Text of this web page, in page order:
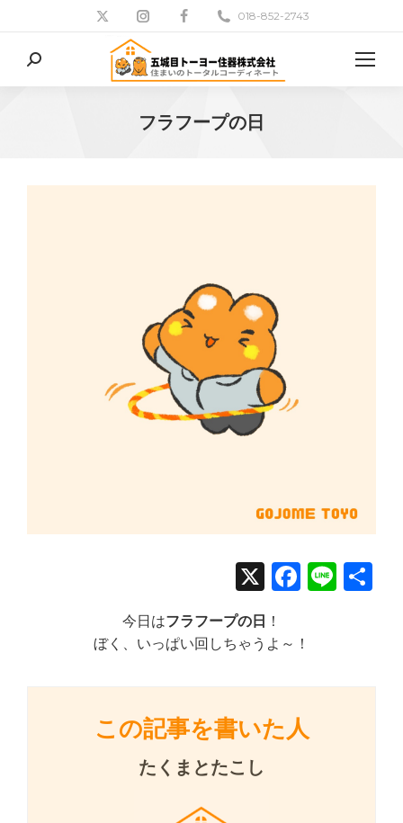
018-852-2743
検
索:
フラフープの日
X Line
今日はフラフープの日 ！
ぼく、いっぱい回しちゃうよ～！
この記事を書いた人
たくまとたこし